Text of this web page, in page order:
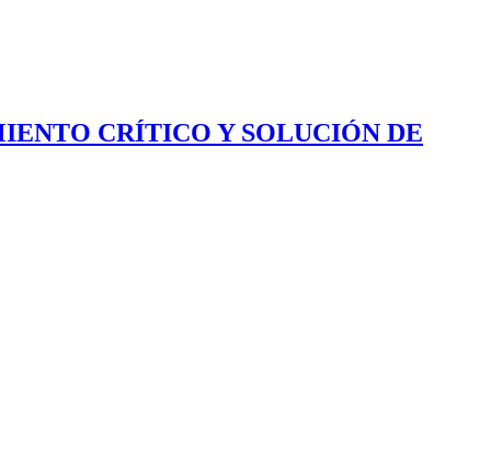
CRÍTICO Y SOLUCIÓN DE